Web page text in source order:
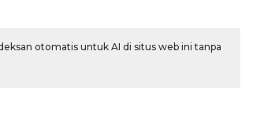
otomatis untuk AI di situs web ini tanpa